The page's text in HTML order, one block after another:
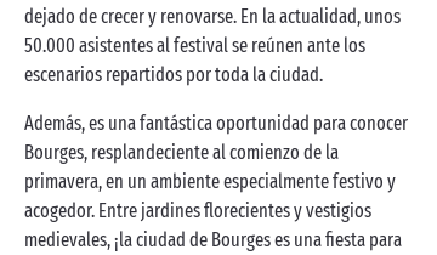
dejado de crecer y renovarse. En la actualidad, unos
50.000 asistentes al festival se reúnen ante los
escenarios repartidos por toda la ciudad.
Además, es una fantástica oportunidad para conocer
Bourges, resplandeciente al comienzo de la
primavera, en un ambiente especialmente festivo y
acogedor. Entre jardines florecientes y vestigios
medievales, ¡la ciudad de Bourges es una fiesta para